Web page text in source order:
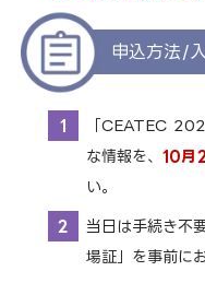
申込方法/
「CEATEC
な情報を、10月
い。
当日は手続き不
場証」を事前に